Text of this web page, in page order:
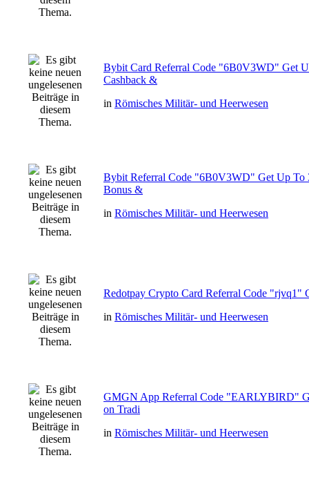
Bybit Card Referral Code "6B0V3WD" Get
Cashback &
in Römisches Militär- und Heerwesen
Bybit Referral Code "6B0V3WD" Get Up To
Bonus &
in Römisches Militär- und Heerwesen
Redotpay Crypto Card Referral Code "rjvq1"
in Römisches Militär- und Heerwesen
GMGN App Referral Code "EARLYBIRD"
on Tradi
in Römisches Militär- und Heerwesen